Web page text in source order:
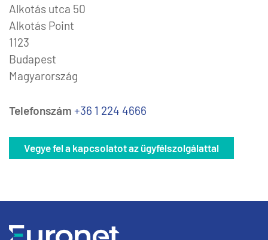
Alkotás utca 50
Alkotás Point
1123
Budapest
Magyarország
Telefonszám +36 1 224 4666
Vegye fel a kapcsolatot az ügyfélszolgálattal